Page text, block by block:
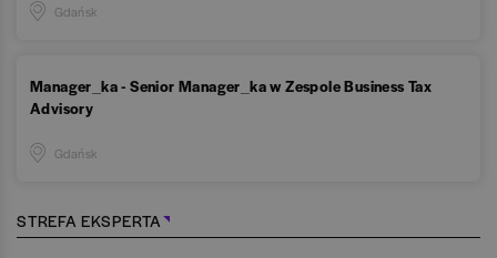
Gdańsk
Manager_ka - Senior Manager_ka w Zespole Business Tax
Advisory
Gdańsk
STREFA EKSPERTA